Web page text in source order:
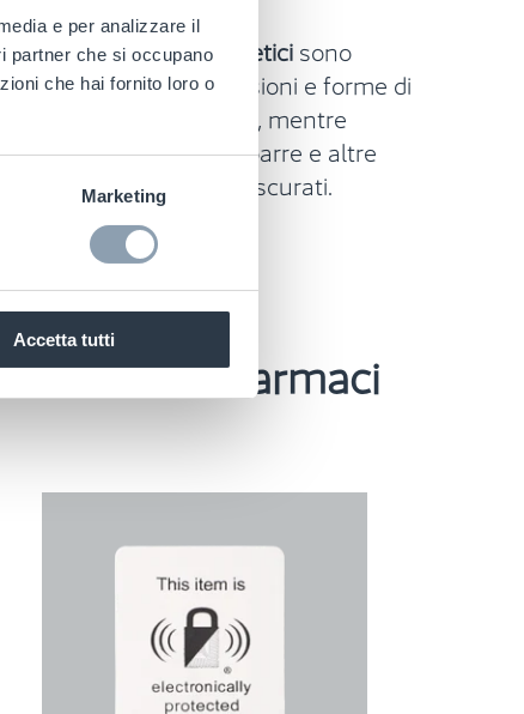
e per analizzare il
partner che si occupano
che hai fornito loro o
Marketing
Accetta tutti
RF per cosmeticisono
una gamma di dimensioni e forme di
funge da deterrente, mentre
che i codici a barre e altre
non vengano oscurati.
e farmaci